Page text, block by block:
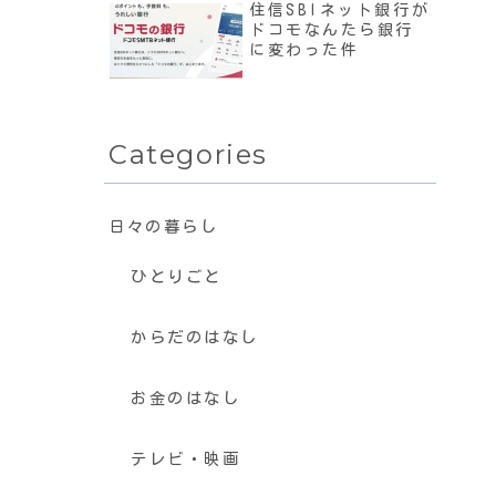
住信SBIネット銀行が
ドコモなんたら銀行
に変わった件
Categories
日々の暮らし
ひとりごと
からだのはなし
お金のはなし
テレビ・映画